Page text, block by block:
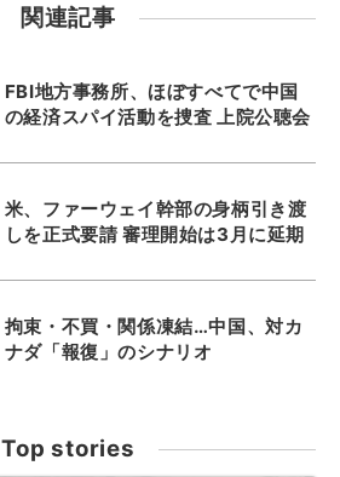
関連記事
FBI地方事務所、ほぼすべてで中国
の経済スパイ活動を捜査 上院公聴会
米、ファーウェイ幹部の身柄引き渡
しを正式要請 審理開始は3月に延期
拘束・不買・関係凍結…中国、対カ
ナダ「報復」のシナリオ
Top stories